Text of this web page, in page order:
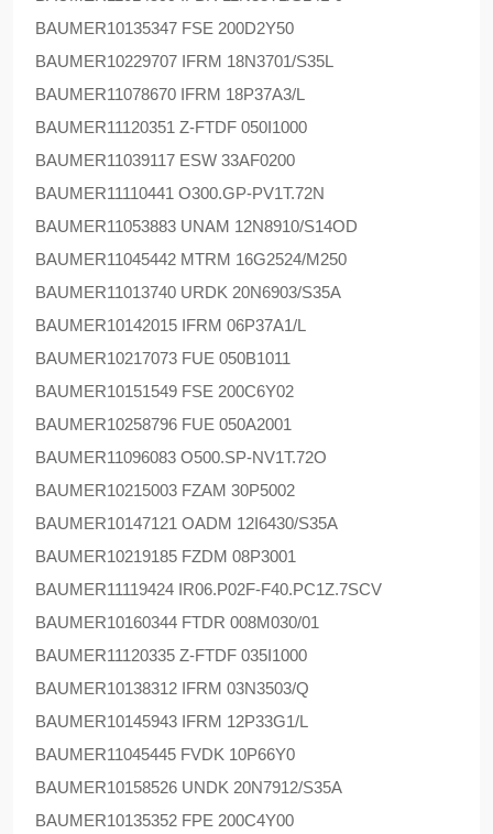
BAUMER10135347 FSE 200D2Y50
BAUMER10229707 IFRM 18N3701/S35L
BAUMER11078670 IFRM 18P37A3/L
BAUMER11120351 Z-FTDF 050I1000
BAUMER11039117 ESW 33AF0200
BAUMER11110441 O300.GP-PV1T.72N
BAUMER11053883 UNAM 12N8910/S14OD
BAUMER11045442 MTRM 16G2524/M250
BAUMER11013740 URDK 20N6903/S35A
BAUMER10142015 IFRM 06P37A1/L
BAUMER10217073 FUE 050B1011
BAUMER10151549 FSE 200C6Y02
BAUMER10258796 FUE 050A2001
BAUMER11096083 O500.SP-NV1T.72O
BAUMER10215003 FZAM 30P5002
BAUMER10147121 OADM 12I6430/S35A
BAUMER10219185 FZDM 08P3001
BAUMER11119424 IR06.P02F-F40.PC1Z.7SCV
BAUMER10160344 FTDR 008M030/01
BAUMER11120335 Z-FTDF 035I1000
BAUMER10138312 IFRM 03N3503/Q
BAUMER10145943 IFRM 12P33G1/L
BAUMER11045445 FVDK 10P66Y0
BAUMER10158526 UNDK 20N7912/S35A
BAUMER10135352 FPE 200C4Y00